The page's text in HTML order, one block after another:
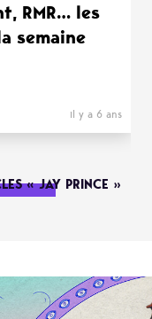
RMR… les
semaine
il y a 6 ans
« JAY PRINCE »